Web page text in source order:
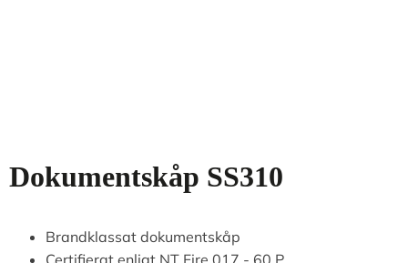
Dokumentskåp SS310
Brandklassat dokumentskåp
Certifierat enligt NT Fire 017 - 60 P